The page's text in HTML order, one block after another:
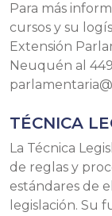
Para más
cursos y su
Extensión
Neuquén al
TÉCNICA
La Técnica
de reglas y
estándares de
legislación. Su